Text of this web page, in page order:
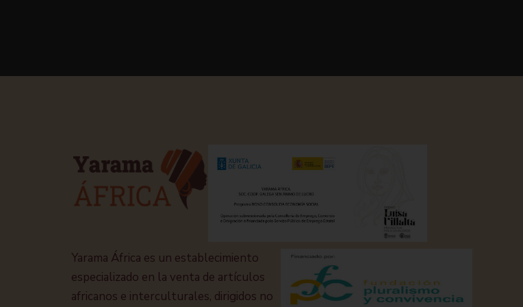
Yarama África es un establecimiento
especializado en la venta de artículos
africanos e interculturales, dirigidos no